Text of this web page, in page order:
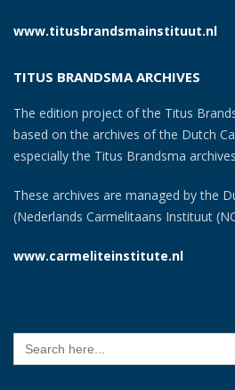
www.titusbrandsmainstituut.nl
TITUS BRANDSMA ARCHIVES
The edition project of the Titus
based on the archives of the Dutch
especially the Titus Brandsma
These archives are managed by the
(Nederlands Carmelitaans Instituut
www.carmeliteinstitute.nl
Search
for: